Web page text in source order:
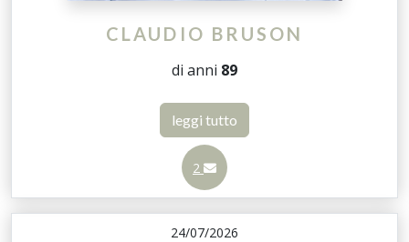
CLAUDIO BRUSON
di anni 89
leggi tutto
2
24/07/2026